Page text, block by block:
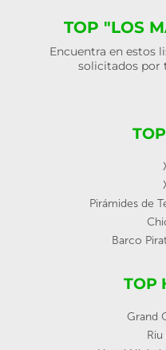
TOP "LOS
Encuentra en estos
solicitados por
Pirámides de
Barco
TOP
Grand